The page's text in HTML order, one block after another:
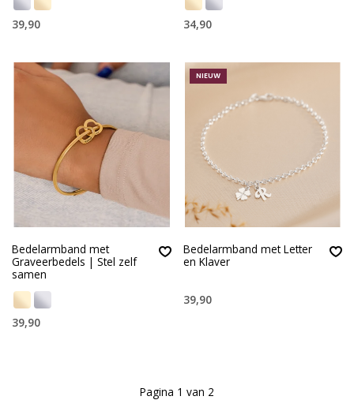
39,90 34,90
Bedelarmband met
Graveerbedels | Stel zelf
samen
39,90
NIEUW
Bedelarmband met Letter
en Klaver
39,90
Pagina 1 van 2